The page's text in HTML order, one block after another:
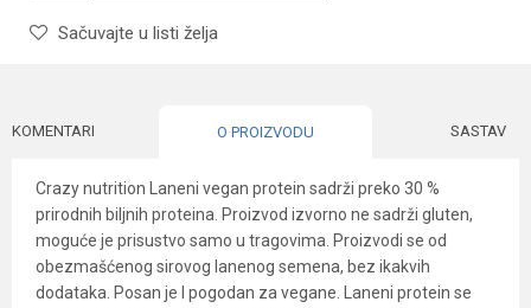
Sačuvajte u listi želja
KOMENTARI O PROIZVODU SASTAV
Crazy nutrition Laneni vegan protein sadrži preko 30 %
prirodnih biljnih proteina. Proizvod izvorno ne sadrži gluten,
moguće je prisustvo samo u tragovima. Proizvodi se od
obezmašćenog sirovog lanenog semena, bez ikakvih
dodataka. Posan je I pogodan za vegane. Laneni protein se